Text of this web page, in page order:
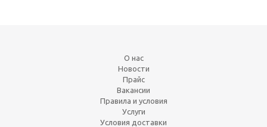
О нас
Новости
Прайс
Вакансии
Правила и условия
Услуги
Условия доставки